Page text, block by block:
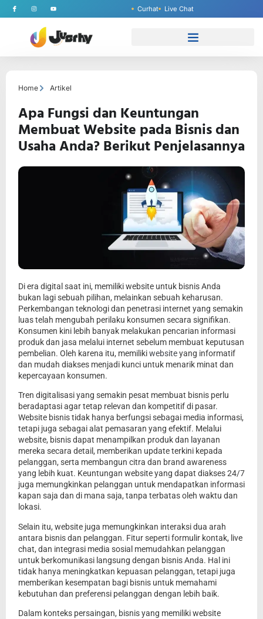
Curhat Live Chat
Home Artikel
Apa Fungsi dan Keuntungan
Membuat Website pada Bisnis dan
Usaha Anda? Berikut Penjelasannya
Di era digital saat ini, memiliki website untuk bisnis Anda
bukan lagi sebuah pilihan, melainkan sebuah keharusan.
Perkembangan teknologi dan penetrasi internet yang semakin
luas telah mengubah perilaku konsumen secara signifikan.
Konsumen kini lebih banyak melakukan pencarian informasi
produk dan jasa melalui internet sebelum membuat keputusan
pembelian. Oleh karena itu, memilikiwebsiteyang informatif
dan mudah diakses menjadi kunci untuk menarik minat dan
kepercayaan konsumen.
Tren digitalisasi yang semakin pesat membuat bisnis perlu
beradaptasi agar tetap relevan dan kompetitif di pasar.
Website bisnis tidak hanya berfungsi sebagai media informasi,
tetapi juga sebagai alat pemasaran yang efektif. Melalui
website, bisnis dapat menampilkan produk dan layanan
mereka secara detail, memberikan update terkini kepada
pelanggan, serta membangun citra dan brand awareness
yang lebih kuat. Keuntungan website yang dapat diakses 24/7
juga memungkinkan pelanggan untuk mendapatkan informasi
kapan saja dan di mana saja, tanpa terbatas oleh waktu dan
lokasi.
Selain itu, website juga memungkinkan interaksi dua arah
antara bisnis dan pelanggan. Fitur seperti formulir kontak, live
chat, dan integrasi media sosial memudahkan pelanggan
untuk berkomunikasi langsung dengan bisnis Anda. Hal ini
tidak hanya meningkatkan kepuasan pelanggan, tetapi juga
memberikan kesempatan bagi bisnis untuk memahami
kebutuhan dan preferensi pelanggan dengan lebih baik.
Dalam konteks persaingan, bisnis yang memiliki website